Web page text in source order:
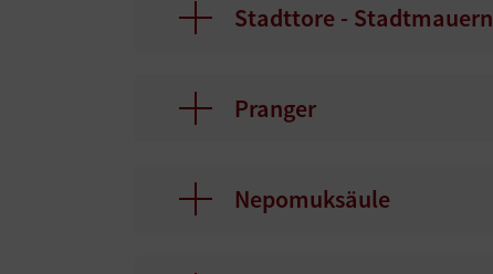
Stadttore - Stadtmauern
Pranger
Nepomuksäule